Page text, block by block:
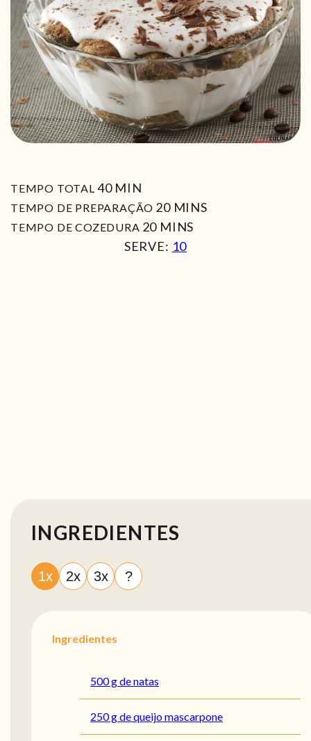
TEMPO TOTAL 40MIN
MIN
TEMPO DE PREPARAÇÃO 20MIN
MINS
TEMPO DE COZEDURA 20MIN
MINS
SERVE: 10
INGREDIENTES
1x 2x 3x ?
Ingredientes
500 g de natas
250 g de queijo mascarpone